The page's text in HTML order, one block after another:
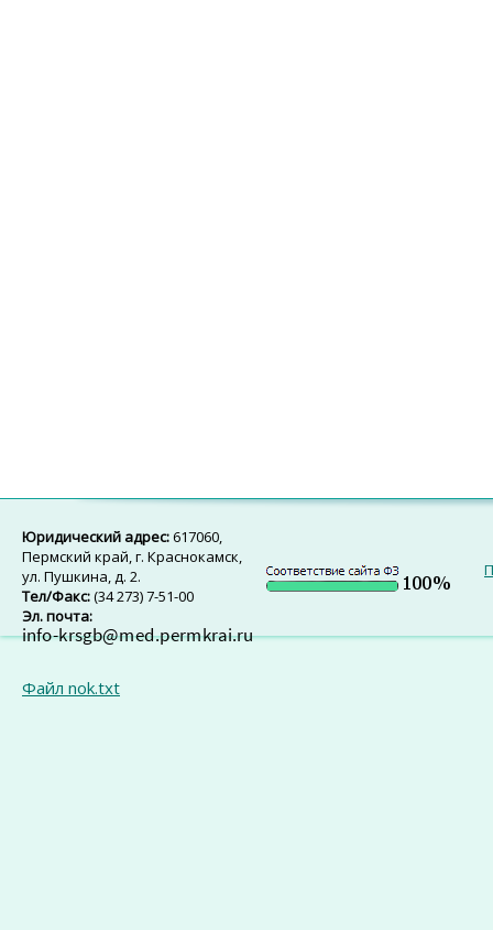
Юридический адрес:617060,
Пермский край, г. Краснокамск,
ул. Пушкина, д. 2.
Тел/Факс:(34 273) 7-51-00
Эл. почта:
Файл nok.txt